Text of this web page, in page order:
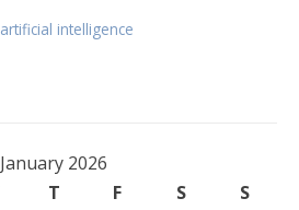
artificial intelligence
January 2026
T F S
S